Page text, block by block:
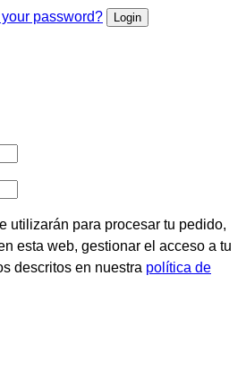
your password?
utilizarán para procesar tu pedido,
esta web, gestionar el acceso a tu
descritos en nuestra política de